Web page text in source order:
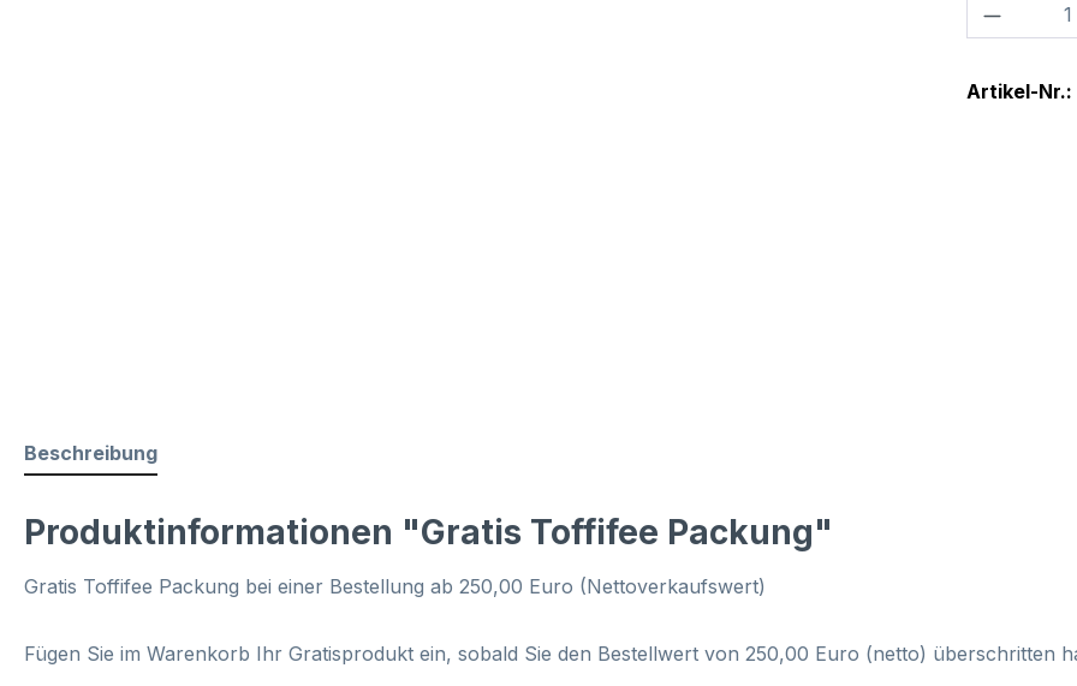
Artikel-Nr.:
Beschreibung
Produktinformationen "Gratis Toffifee Packung"
Gratis Toffifee Packung bei einer Bestellung ab 250,00 Euro (Nettoverkaufswert)
Fügen Sie im Warenkorb Ihr Gratisprodukt ein, sobald Sie den Bestellwert von 250,00 Euro (netto) überschritten